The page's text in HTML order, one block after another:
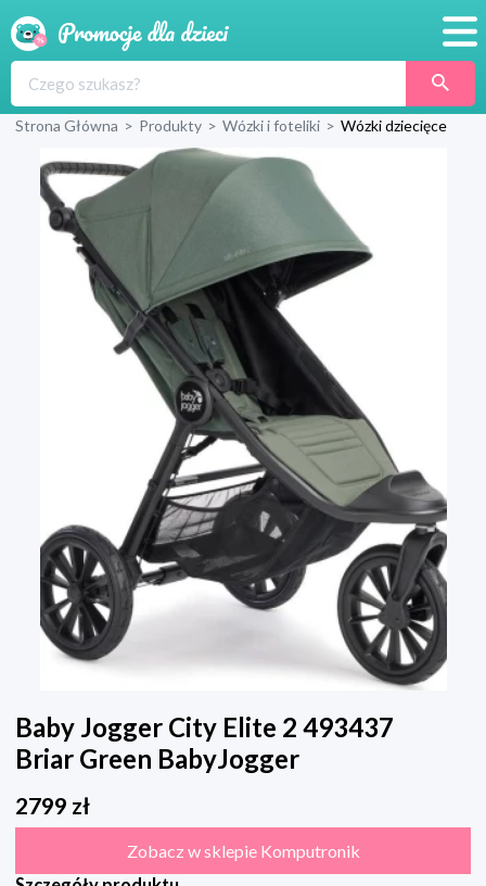
Produkty
Sklepy
Wyprawka
Strona Główna > Produkty > Wózki i foteliki > Wózki dziecięce
Baby Jogger City Elite 2 493437
Briar Green BabyJogger
2799 zł
Zobacz w sklepie Komputronik